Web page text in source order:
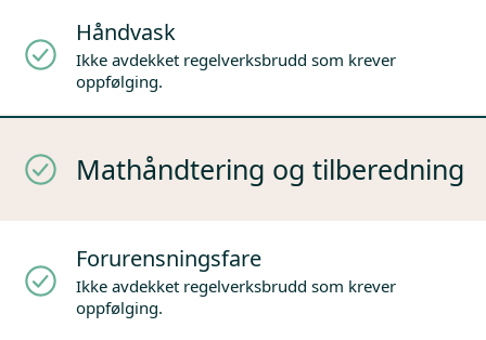
Håndvask
Ikke avdekket regelverksbrudd som krever
oppfølging.
Mathåndtering og tilberedning
Forurensningsfare
Ikke avdekket regelverksbrudd som krever
oppfølging.